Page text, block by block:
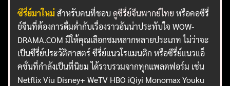
ซีรี่ย์มาใหม่ สำหรับคนที่ชอบดูซีรี่ย์จีนพากย์ไทย หรือคอซีรี่
ย์จีนที่ต้องการดื่มด่ำกับเรื่องราวอันน่าประทับใจ WOW-
DRAMA.COM มีให้คุณเลือกชมหลากหลายประเภท ไม่ว่าจะ
เป็นซีรี่ย์ประวัติศาสตร์ ซีรี่ย์แนวโรแมนติก หรือซีรี่ย์แนวแอ็
คชั่นที่กำลังเป็นที่นิยม ได้รวบรวมจากทุกแพลตฟอร์ม เช่น
Netflix Viu Disney+ WeTV HBO iQiyi Monomax Youku